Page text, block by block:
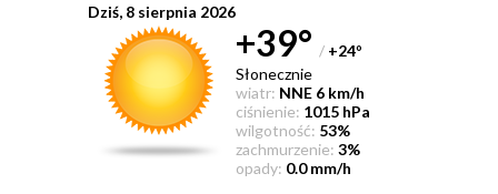
Dziś, 8 sierpnia 2026
+39° / +24°
Słonecznie
wiatr: NNE 6 km/h
ciśnienie: 1015 hPa
wilgotność: 53%
zachmurzenie: 3%
opady: 0.0 mm/h